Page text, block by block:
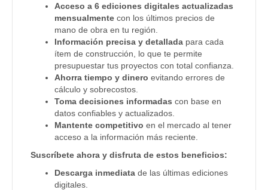
Acceso a 6 ediciones digitales actualizadas
mensualmente con los últimos precios de
mano de obra en tu región.
Información precisa y detallada para cada
ítem de construcción, lo que te permite
presupuestar tus proyectos con total confianza.
Ahorra tiempo y dinero evitando errores de
cálculo y sobrecostos.
Toma decisiones informadas con base en
datos confiables y actualizados.
Mantente competitivo en el mercado al tener
acceso a la información más reciente.
Suscríbete ahora y disfruta de estos beneficios:
Descarga inmediata de las últimas ediciones
digitales.